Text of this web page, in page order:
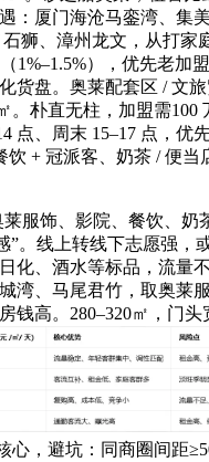
：厦门海沧马銮湾、集
狮、漳州龙文，从打家
1%–1.5%），优先老加
货盘。奥莱配套区 / 文
。朴直无柱，加盟需100
点、周末 15–17 点，优
饮 + 冠派客、奶茶 / 便当
饰、影院、餐饮、奶
”。线上转线下志愿强，
化、酒水等标品，流量
湾、马尾君竹，取奥莱
钱高。280–320㎡，门头
心，避坑：同商圈间距